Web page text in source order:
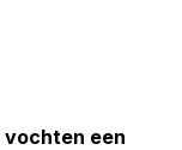
vochten een